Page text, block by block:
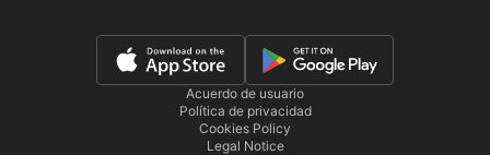
Acuerdo de usuario
Política de privacidad
Cookies Policy
Legal Notice